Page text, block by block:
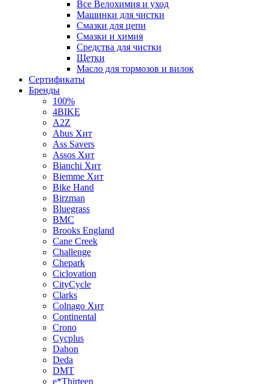
Все Велохимия и уход
Машинки для чистки
Смазки для цепи
Смазки и химия
Средства для чистки
Щетки
Масло для тормозов и вилок
Сертификаты
Бренды
100%
4BIKE
A2Z
Abus Хит
Ass Savers
Assos Хит
Bianchi Хит
Biemme Хит
Bike Hand
Birzman
Bluegrass
BMC
Brooks England
Cane Creek
Challenge
Chepark
Ciclovation
CityCycle
Clarks
Colnago Хит
Continental
Crono
Cycplus
Dahon
Deda
DMT
e*Thirteen